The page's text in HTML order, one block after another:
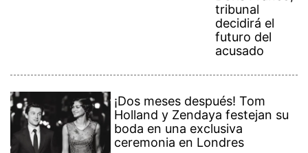
tribunal
decidirá el
futuro del
acusado
¡Dos meses después! Tom
Holland y Zendaya festejan su
boda en una exclusiva
ceremonia en Londres